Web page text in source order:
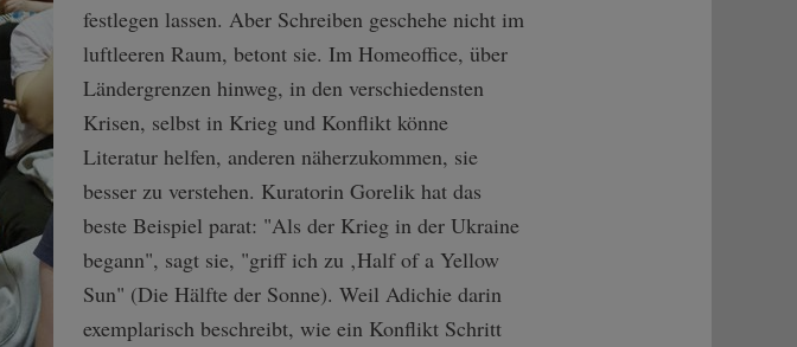
festlegen lassen. Aber Schreiben geschehe nicht im
luftleeren Raum, betont sie. Im Homeoffice, über
Ländergrenzen hinweg, in den verschiedensten
Krisen, selbst in Krieg und Konflikt könne
Literatur helfen, anderen näherzukommen, sie
besser zu verstehen. Kuratorin Gorelik hat das
beste Beispiel parat: "Als der Krieg in der Ukraine
begann", sagt sie, "griff ich zu ‚Half of a Yellow
Sun" (Die Hälfte der Sonne). Weil Adichie darin
exemplarisch beschreibt, wie ein Konflikt Schritt